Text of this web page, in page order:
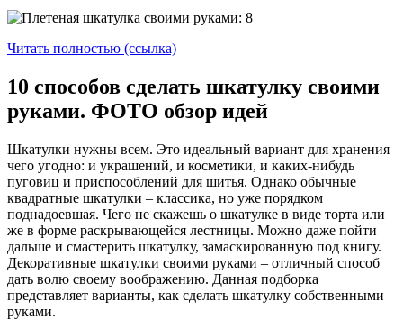
Читать полностью (ссылка)
10 способов сделать шкатулку своими
руками. ФОТО обзор идей
Шкатулки нужны всем. Это идеальный вариант для хранения
чего угодно: и украшений, и косметики, и каких-нибудь
пуговиц и приспособлений для шитья. Однако обычные
квадратные шкатулки – классика, но уже порядком
поднадоевшая. Чего не скажешь о шкатулке в виде торта или
же в форме раскрывающейся лестницы. Можно даже пойти
дальше и смастерить шкатулку, замаскированную под книгу.
Декоративные шкатулки своими руками – отличный способ
дать волю своему воображению. Данная подборка
представляет варианты, как сделать шкатулку собственными
руками.